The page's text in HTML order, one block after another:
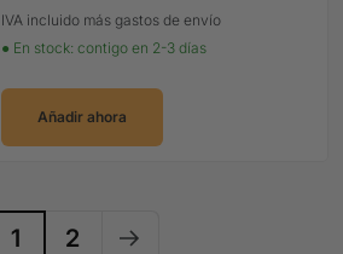
IVA incluido más gastos de envío
● En stock: contigo en 2-3 días
Añadir ahora
1 2